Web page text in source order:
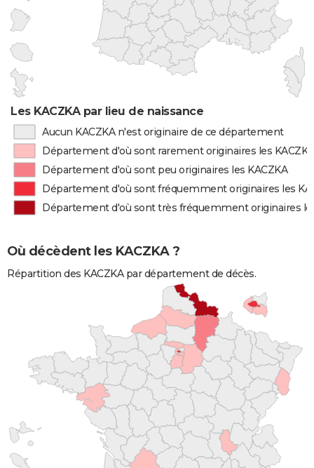
Les KACZKA par lieu de naissance
Aucun KACZKA n'est originaire de ce département
Département d'où sont rarement originaires les
Département d'où sont peu originaires les KACZKA
Département d'où sont fréquemment originaires les
Département d'où sont très fréquemment originaires
Où décèdent les KACZKA ?
Répartition des KACZKA par département de décès.